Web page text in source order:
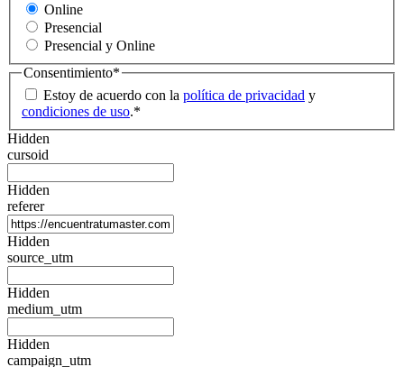
Online
Presencial
Presencial y Online
Consentimiento*
Estoy de acuerdo con la política de privacidad y
condiciones de uso.*
Hidden
cursoid
Hidden
referer
Hidden
source_utm
Hidden
medium_utm
Hidden
campaign_utm